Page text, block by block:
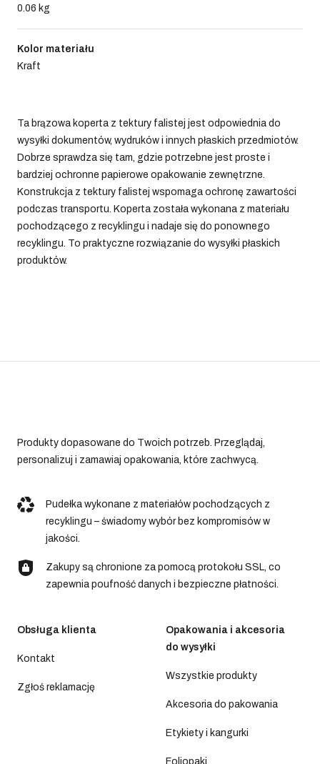
0.06 kg
Kolor materiału
Kraft
Ta brązowa koperta z tektury falistej jest odpowiednia do
wysyłki dokumentów, wydruków i innych płaskich przedmiotów.
Dobrze sprawdza się tam, gdzie potrzebne jest proste i
bardziej ochronne papierowe opakowanie zewnętrzne.
Konstrukcja z tektury falistej wspomaga ochronę zawartości
podczas transportu. Koperta została wykonana z materiału
pochodzącego z recyklingu i nadaje się do ponownego
recyklingu. To praktyczne rozwiązanie do wysyłki płaskich
produktów.
Produkty dopasowane do Twoich potrzeb. Przeglądaj,
personalizuj i zamawiaj opakowania, które zachwycą.
Pudełka wykonane z materiałów pochodzących z
recyklingu – świadomy wybór bez kompromisów w
jakości.
Zakupy są chronione za pomocą protokołu SSL, co
zapewnia poufność danych i bezpieczne płatności.
Obsługa klienta
Kontakt
Zgłoś reklamację
Opakowania i akcesoria
do wysyłki
Wszystkie produkty
Akcesoria do pakowania
Etykiety i kangurki
Foliopaki